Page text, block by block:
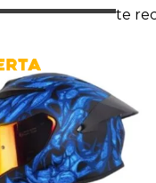
te